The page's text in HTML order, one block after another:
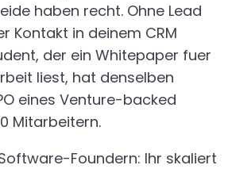
haben recht. Ohne Lead
Kontakt in deinem CRM
der ein Whitepaper fuer
liest, hat denselben
eines Venture-backed
Mitarbeitern.
Foundern: Ihr skaliert